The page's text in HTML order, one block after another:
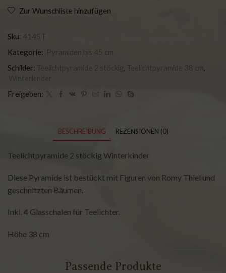
Zur Wunschliste hinzufügen
Sku: 4145T
Kategorie: Pyramiden bis 45 cm
Schilder: Teelichtpyramide 2 stöckig, Teelichtpyramide 38 cm,
Winterkinder
Freigeben:
BESCHREIBUNG REZENSIONEN (0)
Teelichtpyramide 2 stöckig Winterkinder
Diese Pyramide ist bestückt mit Figuren von Romy Thiel und
geschnitzten Bäumen.
Inkl. 4 Glasschalen für Teelichter.
Höhe 38 cm
Passende Produkte